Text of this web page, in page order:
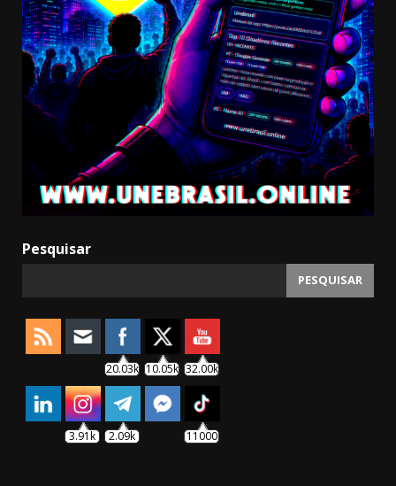
Pesquisar
PESQUISAR
20.03k 10.05k 32.00k
3.91k 2.09k 11000